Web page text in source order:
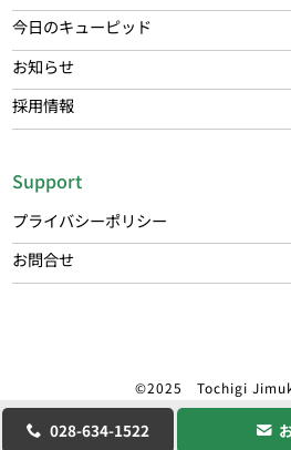
028-634-1522
今日のキューピッド
お知らせ
採用情報
Support
プライバシーポリシー
お問合せ
©2025 Tochigi